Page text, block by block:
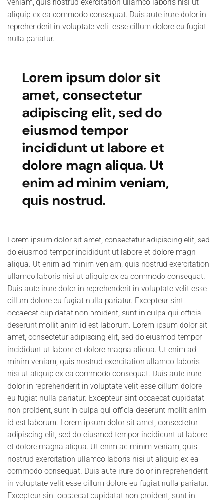
veniam, quis nostrud exercitation ullamco laboris nisi ut
aliquip ex ea commodo consequat. Duis aute irure dolor in
reprehenderit in voluptate velit esse cillum dolore eu fugiat
nulla pariatur.
Lorem ipsum dolor sit
amet, consectetur
adipiscing elit, sed do
eiusmod tempor
incididunt ut labore et
dolore magn aliqua. Ut
enim ad minim veniam,
quis nostrud.
Lorem ipsum dolor sit amet, consectetur adipiscing elit, sed
do eiusmod tempor incididunt ut labore et dolore magn
aliqua. Ut enim ad minim veniam, quis nostrud exercitation
ullamco laboris nisi ut aliquip ex ea commodo consequat.
Duis aute irure dolor in reprehenderit in voluptate velit esse
cillum dolore eu fugiat nulla pariatur. Excepteur sint
occaecat cupidatat non proident, sunt in culpa qui officia
deserunt mollit anim id est laborum. Lorem ipsum dolor sit
amet, consectetur adipiscing elit, sed do eiusmod tempor
incididunt ut labore et dolore magna aliqua. Ut enim ad
minim veniam, quis nostrud exercitation ullamco laboris
nisi ut aliquip ex ea commodo consequat. Duis aute irure
dolor in reprehenderit in voluptate velit esse cillum dolore
eu fugiat nulla pariatur. Excepteur sint occaecat cupidatat
non proident, sunt in culpa qui officia deserunt mollit anim
id est laborum. Lorem ipsum dolor sit amet, consectetur
adipiscing elit, sed do eiusmod tempor incididunt ut labore
et dolore magna aliqua. Ut enim ad minim veniam, quis
nostrud exercitation ullamco laboris nisi ut aliquip ex ea
commodo consequat. Duis aute irure dolor in reprehenderit
in voluptate velit esse cillum dolore eu fugiat nulla pariatur.
Excepteur sint occaecat cupidatat non proident, sunt in